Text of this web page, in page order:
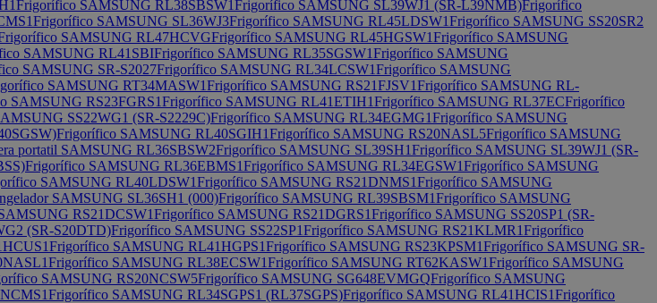
Frigorífico SAMSUNG RL38SBSW1Frigorífico SAMSUNG SL39WJ1 (SR-L39NMB)Frigorífico
Frigorífico SAMSUNG SL36WJ3Frigorífico SAMSUNG RL45LDSW1Frigorífico SAMSUNG SS20SR2
SAMSUNG RL47HCVGFrigorífico SAMSUNG RL45HGSW1Frigorífico SAMSUNG
SAMSUNG RL41SBIFrigorífico SAMSUNG RL35SGSW1Frigorífico SAMSUNG
SAMSUNG SR-S2027Frigorífico SAMSUNG RL34LCSW1Frigorífico SAMSUNG
SAMSUNG RT34MASW1Frigorífico SAMSUNG RS21FJSV1Frigorífico SAMSUNG RL-
SAMSUNG RS23FGRS1Frigorífico SAMSUNG RL41ETIH1Frigorífico SAMSUNG RL37ECFrigorífico
SS22WG1 (SR-S2229C)Frigorífico SAMSUNG RL34EGMG1Frigorífico SAMSUNG
Frigorífico SAMSUNG RL40SGIH1Frigorífico SAMSUNG RS20NASL5Frigorífico SAMSUNG
portatil SAMSUNG RL36SBSW2Frigorífico SAMSUNG SL39SH1Frigorífico SAMSUNG SL39WJ1 (SR-
Frigorífico SAMSUNG RL36EBMS1Frigorífico SAMSUNG RL34EGSW1Frigorífico SAMSUNG
SAMSUNG RL40LDSW1Frigorífico SAMSUNG RS21DNMS1Frigorífico SAMSUNG
SAMSUNG SL36SH1 (000)Frigorífico SAMSUNG RL39SBSM1Frigorífico SAMSUNG
RS21DCSW1Frigorífico SAMSUNG RS21DGRS1Frigorífico SAMSUNG SS20SP1 (SR-
(SR-S20DTD)Frigorífico SAMSUNG SS22SP1Frigorífico SAMSUNG RS21KLMR1Frigorífico
Frigorífico SAMSUNG RL41HGPS1Frigorífico SAMSUNG RS23KPSM1Frigorífico SAMSUNG SR-
Frigorífico SAMSUNG RL38ECSW1Frigorífico SAMSUNG RT62KASW1Frigorífico SAMSUNG
SAMSUNG RS20NCSW5Frigorífico SAMSUNG SG648EVMGQFrigorífico SAMSUNG
Frigorífico SAMSUNG RL34SGPS1 (RL37SGPS)Frigorífico SAMSUNG RL41HCIS1Frigorífico